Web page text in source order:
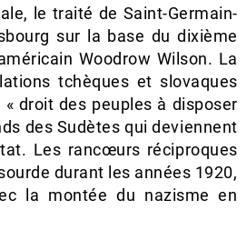
le traité de Saint-Germain-
sur la base du dixième
Woodrow Wilson. La
tchèques et slovaques
droit des peuples à disposer
des Sudètes qui deviennent
Les rancœurs réciproques
durant les années 1920,
la montée du nazisme en